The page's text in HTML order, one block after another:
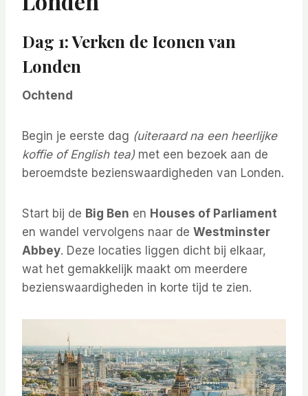
Dag 1: Verken de Iconen van
Londen
Ochtend
Begin je eerste dag (uiteraard na een heerlijke
koffie of English tea) met een bezoek aan de
beroemdste bezienswaardigheden van Londen.
Start bij de Big Ben en Houses of Parliament
en wandel vervolgens naar de Westminster
Abbey. Deze locaties liggen dicht bij elkaar,
wat het gemakkelijk maakt om meerdere
bezienswaardigheden in korte tijd te zien.